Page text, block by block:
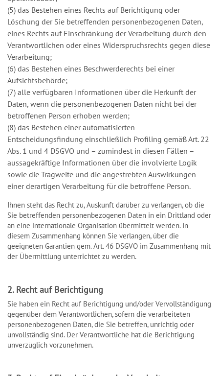
(5) das Bestehen eines Rechts auf Berichtigung oder
Löschung der Sie betreffenden personenbezogenen Daten,
eines Rechts auf Einschränkung der Verarbeitung durch den
Verantwortlichen oder eines Widerspruchsrechts gegen diese
Verarbeitung;
(6) das Bestehen eines Beschwerderechts bei einer
Aufsichtsbehörde;
(7) alle verfügbaren Informationen über die Herkunft der
Daten, wenn die personenbezogenen Daten nicht bei der
betroffenen Person erhoben werden;
(8) das Bestehen einer automatisierten
Entscheidungsfindung einschließlich Profiling gemäß Art. 22
Abs. 1 und 4 DSGVO und – zumindest in diesen Fällen –
aussagekräftige Informationen über die involvierte Logik
sowie die Tragweite und die angestrebten Auswirkungen
einer derartigen Verarbeitung für die betroffene Person.
Ihnen steht das Recht zu, Auskunft darüber zu verlangen, ob die
Sie betreffenden personenbezogenen Daten in ein Drittland oder
an eine internationale Organisation übermittelt werden. In
diesem Zusammenhang können Sie verlangen, über die
geeigneten Garantien gem. Art. 46 DSGVO im Zusammenhang mit
der Übermittlung unterrichtet zu werden.
2. Recht auf Berichtigung
Sie haben ein Recht auf Berichtigung und/oder Vervollständigung
gegenüber dem Verantwortlichen, sofern die verarbeiteten
personenbezogenen Daten, die Sie betreffen, unrichtig oder
unvollständig sind. Der Verantwortliche hat die Berichtigung
unverzüglich vorzunehmen.